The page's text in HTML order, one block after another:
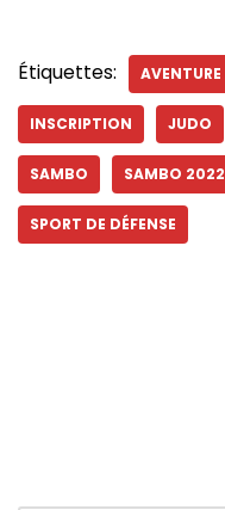
Étiquettes: AVENTURE
INSCRIPTION JUDO
SAMBO SAMBO 2022
SPORT DE DÉFENSE